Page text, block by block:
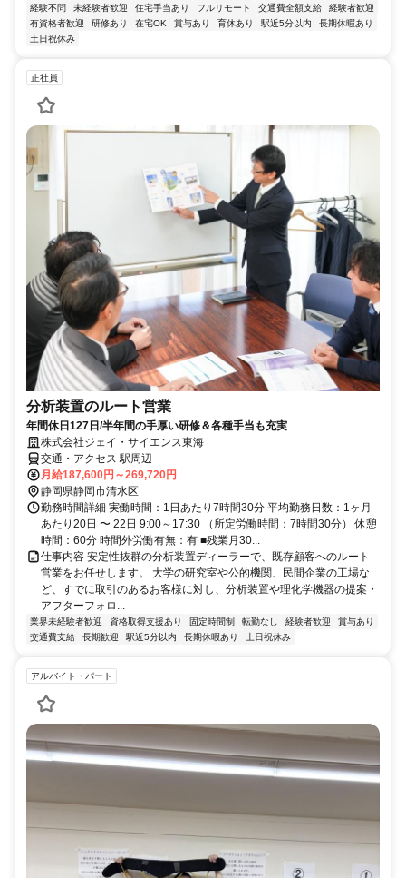
経験不問
未経験者歓迎 住宅手当あり フルリモート 交通費全額支給
経験者歓迎
有資格者歓迎
研修あり 在宅OK 賞与あり 育休あり 駅近5分以内
長期休暇あり
土日祝休み
正社員
分析装置のルート営業
年間休日127日/半年間の手厚い研修＆各種手当も充実
株式会社ジェイ・サイエンス東海
交通・アクセス 駅周辺
月給187,600円～269,720円
静岡県静岡市清水区
勤務時間詳細 実働時間：1日あたり7時間30分 平均勤務日数：1ヶ月
あたり20日 〜 22日 9:00～17:30 （所定労働時間：7時間30分） 休憩
時間：60分 時間外労働有無：有 ■残業月30...
仕事内容 安定性抜群の分析装置ディーラーで、既存顧客へのルート
営業をお任せします。 大学の研究室や公的機関、民間企業の工場な
ど、すでに取引のあるお客様に対し、分析装置や理化学機器の提案・
アフターフォロ...
業界未経験者歓迎 資格取得支援あり 固定時間制 転勤なし 経験者歓迎
賞与あり
交通費支給
長期歓迎 駅近5分以内 長期休暇あり 土日祝休み
アルバイト・パート